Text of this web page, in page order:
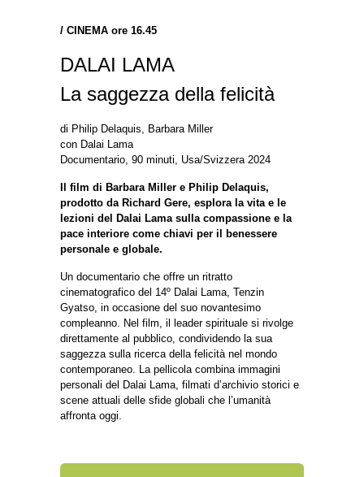
/ CINEMA ore 16.45
DALAI LAMA
La saggezza della felicità
di Philip Delaquis, Barbara Miller
con Dalai Lama
Documentario, 90 minuti, Usa/Svizzera 2024
Il film di Barbara Miller e Philip Delaquis,
prodotto da Richard Gere, esplora la vita e le
lezioni del Dalai Lama sulla compassione e la
pace interiore come chiavi per il benessere
personale e globale.
Un documentario che offre un ritratto
cinematografico del 14º Dalai Lama, Tenzin
Gyatso, in occasione del suo novantesimo
compleanno. Nel film, il leader spirituale si rivolge
direttamente al pubblico, condividendo la sua
saggezza sulla ricerca della felicità nel mondo
contemporaneo. La pellicola combina immagini
personali del Dalai Lama, filmati d’archivio storici e
scene attuali delle sfide globali che l’umanità
affronta oggi.